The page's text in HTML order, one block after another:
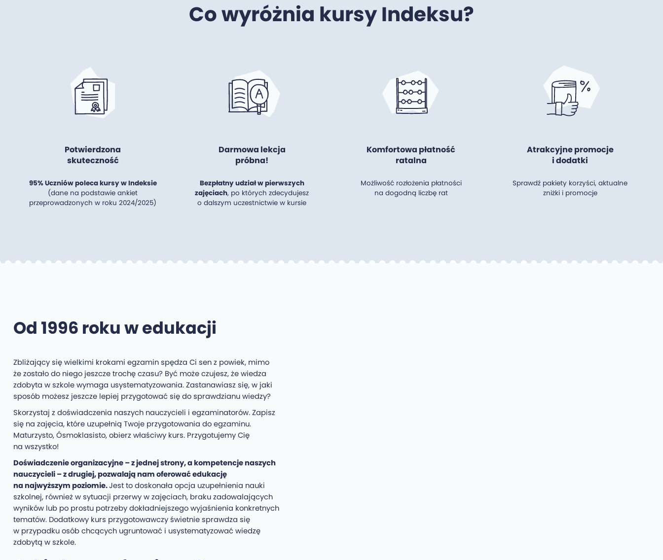
Co wyróżnia kursy Indeksu?
Potwierdzona
skuteczność
95% Uczniów poleca kursy w Indeksie
(dane na podstawie ankiet
przeprowadzonych w roku 2024/2025)
Darmowa lekcja
próbna!
Bezpłatny udział w pierwszych
zajęciach, po których zdecydujesz
o dalszym uczestnictwie w kursie
Komfortowa płatność
ratalna
Możliwość rozłożenia płatności
na dogodną liczbę rat
Atrakcyjne promocje
i dodatki
Sprawdź pakiety korzyści, aktualne
zniżki i promocje
Od 1996 roku w edukacji
Zbliżający się wielkimi krokami egzamin spędza Ci sen z powiek, mimo
że zostało do niego jeszcze trochę czasu? Być może czujesz, że wiedza
zdobyta w szkole wymaga usystematyzowania. Zastanawiasz się, w jaki
sposób możesz jeszcze lepiej przygotować się do sprawdzianu wiedzy?
Skorzystaj z doświadczenia naszych nauczycieli i egzaminatorów. Zapisz
się na zajęcia, które uzupełnią Twoje przygotowania do egzaminu.
Maturzysto, Ósmoklasisto, obierz właściwy kurs. Przygotujemy Cię
na wszystko!
Doświadczenie organizacyjne – z jednej strony, a kompetencje naszych
nauczycieli – z drugiej, pozwalają nam oferować edukację
na najwyższym poziomie.Jest to doskonała opcja uzupełnienia nauki
szkolnej, również w sytuacji przerwy w zajęciach, braku zadowalających
wyników lub po prostu potrzeby dokładniejszego wyjaśnienia konkretnych
tematów. Dodatkowy kurs przygotowawczy świetnie sprawdza się
w przypadku osób chcących ugruntować i usystematyzować wiedzę
zdobytą w szkole.